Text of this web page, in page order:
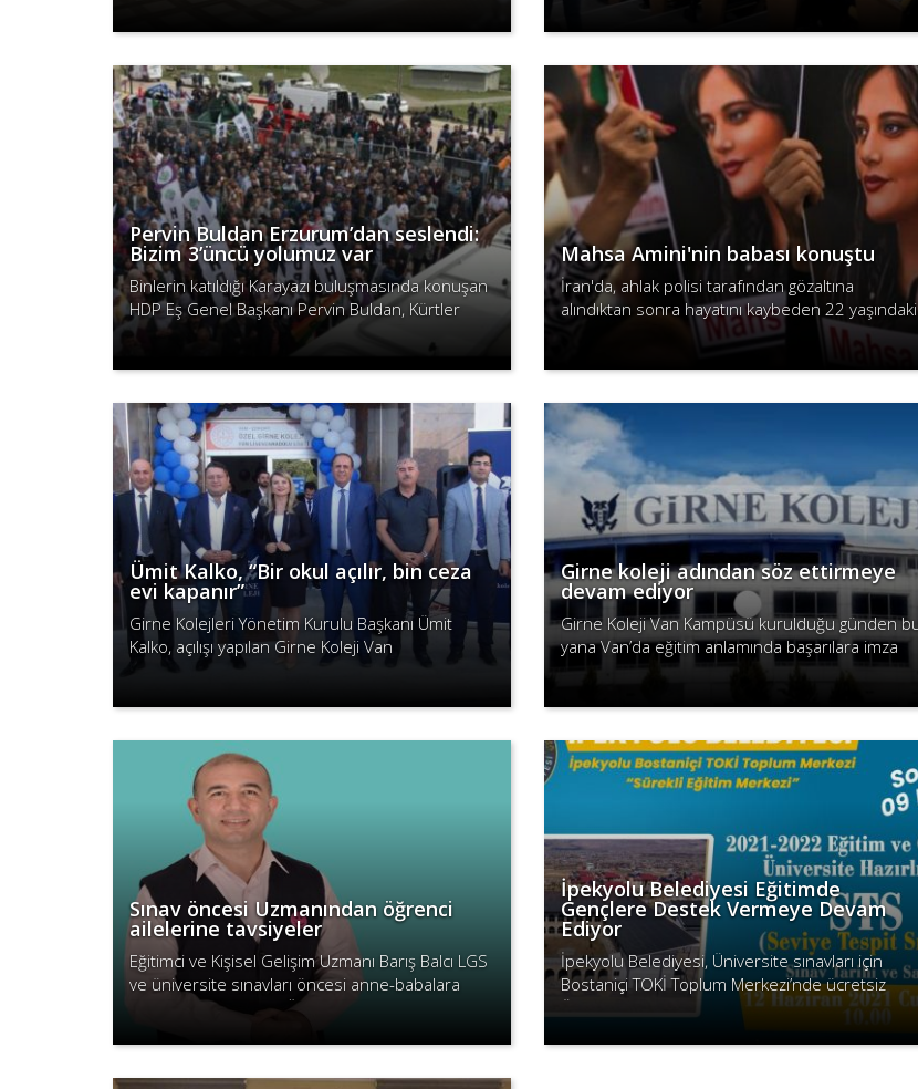
Pervin Buldan Erzurum’dan seslendi:
Bizim 3’üncü yolumuz var
Binlerin katıldığı Karayazı buluşmasında konuşan
HDP Eş Genel Başkanı Pervin Buldan, Kürtler
başta olmak üzere ezilen, ötekileştirilen
Mahsa Amini'nin babası konuştu
İran'da, ahlak polisi tarafından gözaltına
alındıktan sonra hayatını kaybeden 22 yaşındaki
Mahsa Amini'nin babası Emcet Amini, kızının
Ümit Kalko, “Bir okul açılır, bin ceza
evi kapanır”
Girne Kolejleri Yönetim Kurulu Başkanı Ümit
Kalko, açılışı yapılan Girne Koleji Van
Girne koleji adından söz ettirmeye
devam ediyor
Girne Koleji Van Kampüsü kurulduğu günden
yana Van’da eğitim anlamında başarılara imza
atarak isminden söz ettirmeye devam ediyor.
Sınav öncesi Uzmanından öğrenci
ailelerine tavsiyeler
Eğitimci ve Kişisel Gelişim Uzmanı Barış Balcı LGS
ve üniversite sınavları öncesi anne-babalara
önerilerde bulundu. Öğrenciyi üzecek ve strese
İpekyolu Belediyesi Eğitimde
Gençlere Destek Vermeye Devam
Ediyor
İpekyolu Belediyesi, Üniversite sınavları için
Bostaniçi TOKİ Toplum Merkezi’nde ücretsiz
Üniversite hazırlık kursu açıyor.
Devamını Oku